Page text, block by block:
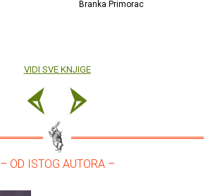
Branka Primorac
VIDI SVE KNJIGE
– OD ISTOG AUTORA –